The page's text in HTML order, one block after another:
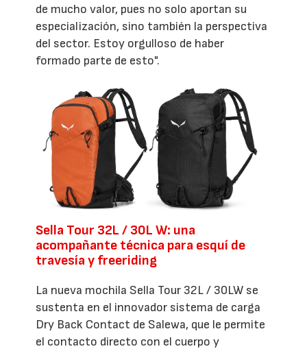
de mucho valor, pues no solo aportan su
especialización, sino también la perspectiva
del sector. Estoy orgulloso de haber
formado parte de esto".
Sella Tour 32L / 30L W: una
acompañante técnica para esquí de
travesía y freeriding
La nueva mochila Sella Tour 32L / 30LW se
sustenta en el innovador sistema de carga
Dry Back Contact de Salewa, que le permite
el contacto directo con el cuerpo y